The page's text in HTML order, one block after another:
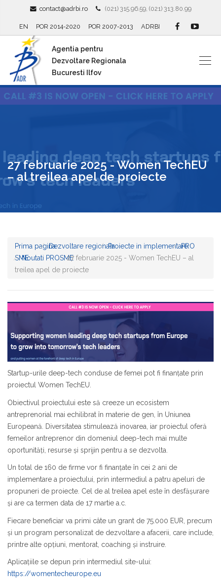
contact@adrbi.ro (021) 315.96.59, (021) 313.80.99
EN POR 2014-2020 POR 2007-2013 ADRBI
Agentia pentru
Dezvoltare Regionala
Bucuresti Ilfov
27 februarie 2025 - Women TechEU
– al treilea apel de proiecte
Prima paginaDezvoltare regionalaProiecte in implementarePRO
SMENoutati PROSME27 februarie 2025 - Women TechEU – al
treilea apel de proiecte
Startup-urile deep-tech conduse de femei pot fi finanțate prin
proiectul Women TechEU.
Obiectivul proiectului este să creeze un ecosistem
antreprenorial mai echilibrat în materie de gen, în Uniunea
Europeană. Diversitatea stimulează inovarea, iar proiectul oferă
femeilor antreprenor din domeniul deep-tech mai multe
oportunități, resurse și sprijin pentru a se dezvolta.
Un total de 160 de firme vor fi finanțate în cei 2 ani de
implementare a proiectului, prin intermediul a patru apeluri de
propuneri de proiecte. Cel de al treilea apel este în desfășurare
și are ca termen data de 17 martie a.c.
Fiecare beneficiar va primi câte un grant de 75.000 EUR, precum
și un program personalizat de dezvoltare a afacerii, care include,
printre alte opțiuni, mentorat, coaching și instruire.
Aplicațiile se depun prin intermediul site-ului:
https://womentecheurope.eu